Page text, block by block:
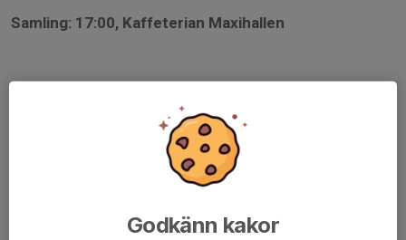
Samling: 17:00, Kaffeterian Maxihallen
Godkänn kakor